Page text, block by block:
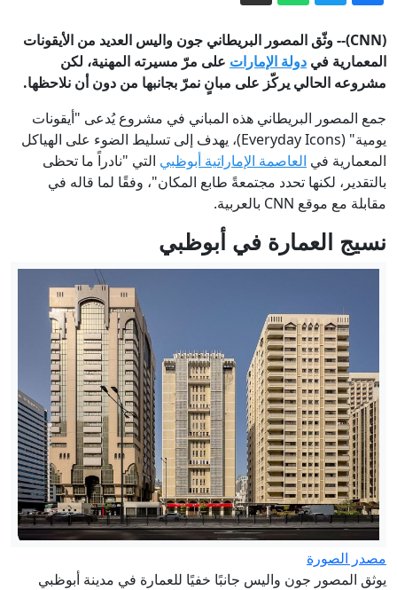
إسرائيلي سابق: السعودية "نمر من ورق"
22 مليار دولار في 4 سنوات.. كيف تغير
اقتصاد كوريا الشمالية؟
الخارجية الأمريكية: واشنطن تتحرك لقطع
شريان التمويل غير المشروع الذي تعتمد
عليه إيران
محمد صلاح: ما هو سر الاحتفال الذي أداه
أمام جمهور طرابزون سبور التركي؟
إيران.. ترمب يؤكد السيطرة على هرمز
وطهران تتحدث عن اتفاق وشيك مع
مسقط
إيران تعلق على اتفاق الدفاع بين السعودية
وتركيا وباكستان
(CNN)-- وثّق المصور البريطاني جون واليس العديد من الأيقونات
المعمارية في دولة الإمارات على مرّ مسيرته المهنية، لكن
مشروعه الحالي يركّز على مبانٍ نمرّ بجانبها من دون أن نلاحظها.
جمع المصور البريطاني هذه المباني في مشروع يُدعى "أيقونات
يومية" (Everyday Icons)، يهدف إلى تسليط الضوء على الهياكل
المعمارية في العاصمة الإماراتية أبوظبي التي "نادراً ما تحظى
بالتقدير، لكنها تحدد مجتمعةً طابع المكان"، وفقًا لما قاله في
مقابلة مع موقع CNN بالعربية.
نسيج العمارة في أبوظبي
مصدر الصورة
يوثق المصور جون واليس جانبًا خفيًا للعمارة في مدينة أبوظبي